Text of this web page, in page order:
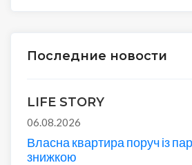
Последние новости
LIFE STORY
06.08.2026
Власна квартира поруч із
знижкою